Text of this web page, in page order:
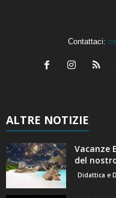
Contattaci:
ALTRE NOTIZIE
Vacanze
del
Didattica e